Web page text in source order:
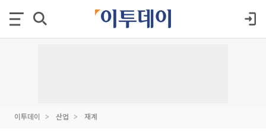
이투데이 산업 재계